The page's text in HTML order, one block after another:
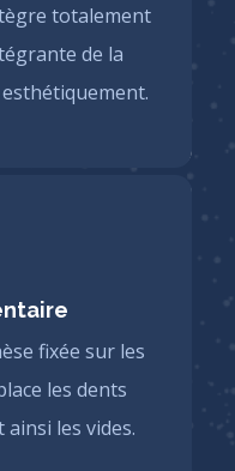
totalement
de la
fixée sur les
les dents
les vides.